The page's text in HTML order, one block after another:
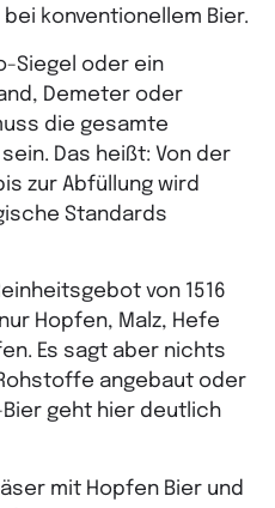
konventionellem Bier.
Siegel oder ein
Demeter oder
die gesamte
Das heißt: Von der
zur Abfüllung wird
Standards
von 1516
Hopfen, Malz, Hefe
Es sagt aber nichts
angebaut oder
geht hier deutlich